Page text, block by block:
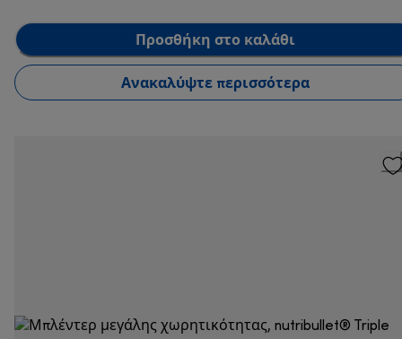
Προσθήκη στο καλάθι
Ανακαλύψτε περισσότερα